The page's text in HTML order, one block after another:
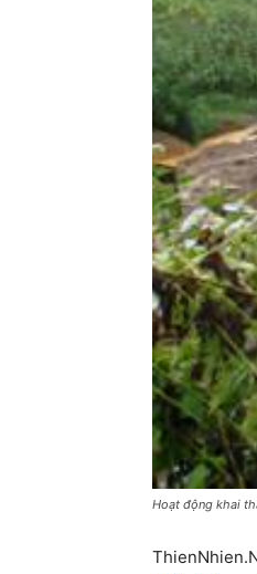
Hoạt động khai